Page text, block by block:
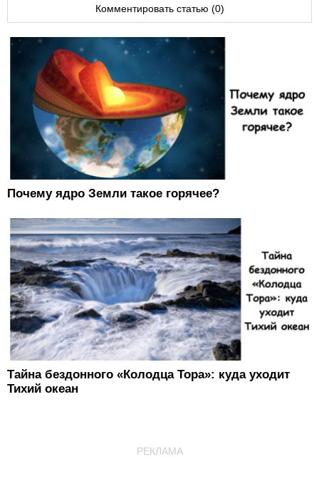
Комментировать статью (0)
Почему ядро Земли такое горячее?
Тайна бездонного «Колодца Тора»: куда уходит
Тихий океан
РЕКЛАМА